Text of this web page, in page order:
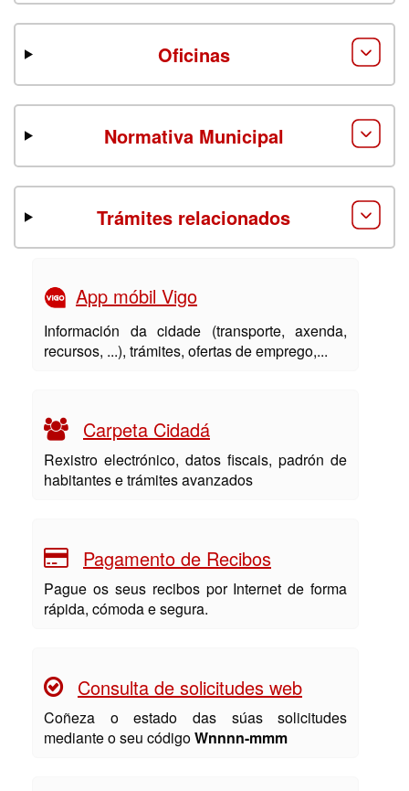
Oficinas
Normativa Municipal
Trámites relacionados
App móbil Vigo
Información da cidade (transporte, axenda,
recursos, ...), trámites, ofertas de emprego,...
Carpeta Cidadá
Rexistro electrónico, datos fiscais, padrón de
habitantes e trámites avanzados
Pagamento de Recibos
Pague os seus recibos por Internet de forma
rápida, cómoda e segura.
Consulta de solicitudes web
Coñeza o estado das súas solicitudes
mediante o seu códigoWnnnn-mmm